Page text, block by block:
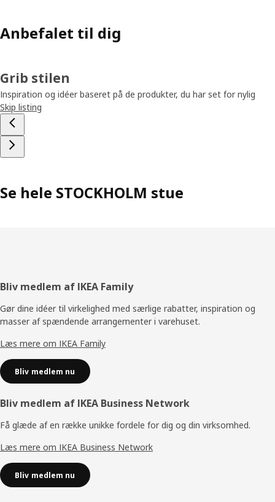
Anbefalet til dig
Grib stilen
Inspiration og idéer baseret på de produkter, du har set for nylig
Skip listing
Se hele STOCKHOLM stue
Footer
Bliv medlem af IKEA Family
Gør dine idéer til virkelighed med særlige rabatter, inspiration og
masser af spændende arrangementer i varehuset.
Læs mere om IKEA Family
Bliv medlem nu
Bliv medlem af IKEA Business Network
Få glæde af en række unikke fordele for dig og din virksomhed.
Læs mere om IKEA Business Network
Bliv medlem nu